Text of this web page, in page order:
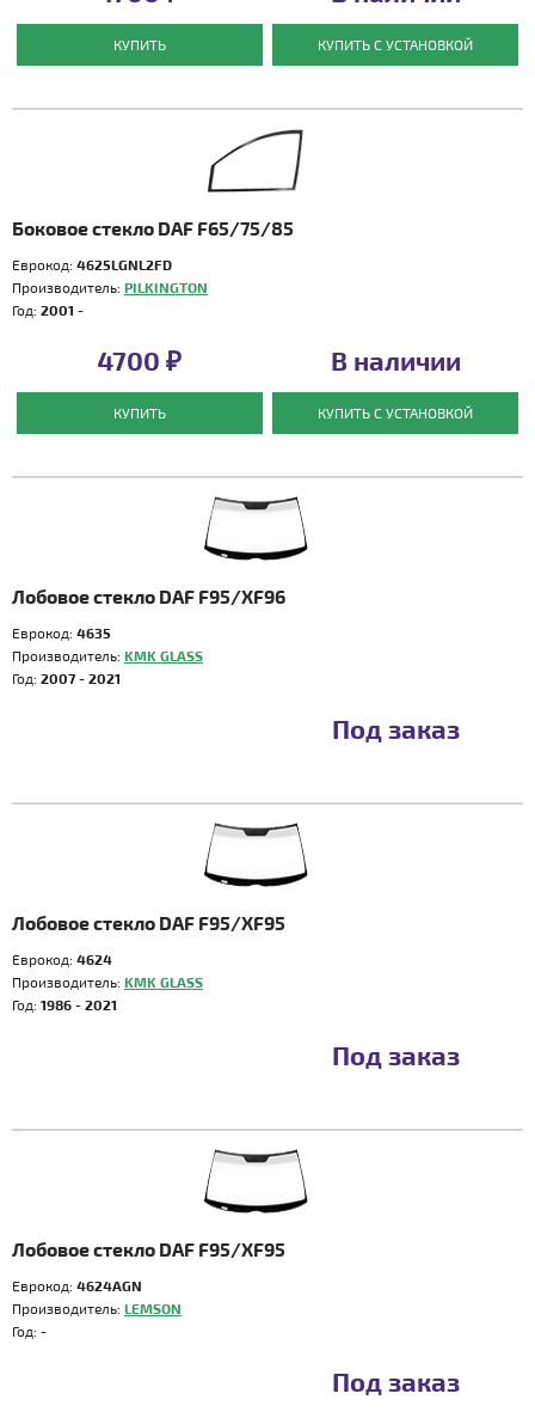
КУПИТЬ КУПИТЬ С УСТАНОВКОЙ
Боковое стекло DAF F65/75/85
Еврокод: 4625LGNL2FD
Производитель: PILKINGTON
Год: 2001 -
4700 ₽
КУПИТЬ
В наличии
КУПИТЬ С УСТАНОВКОЙ
Лобовое стекло DAF F95/XF96
Еврокод: 4635
Производитель: KMK GLASS
Год: 2007 - 2021
Под заказ
Лобовое стекло DAF F95/XF95
Еврокод: 4624
Производитель: KMK GLASS
Год: 1986 - 2021
Под заказ
Лобовое стекло DAF F95/XF95
Еврокод: 4624AGN
Производитель: LEMSON
Год: -
Под заказ